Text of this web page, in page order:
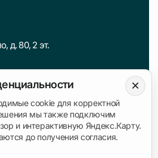
д. 80, 2 эт.
данных
данных
×
cookie для корректной
мы также подключим
и интерактивную Яндекс.Карту.
до получения согласия.